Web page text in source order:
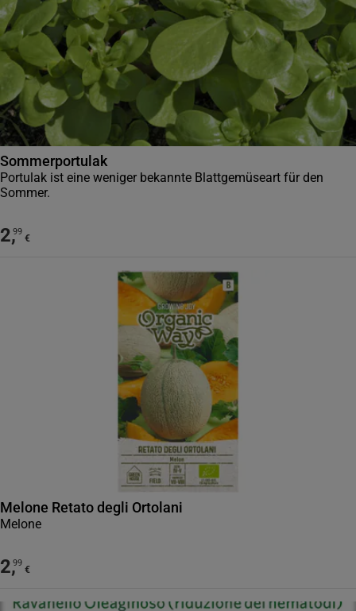
Sommerportulak
Portulak ist eine weniger bekannte Blattgemüseart für den
Sommer.
2,99
€
Melone Retato degli Ortolani
Melone
2,99
€